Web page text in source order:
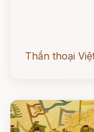
Thần thoại